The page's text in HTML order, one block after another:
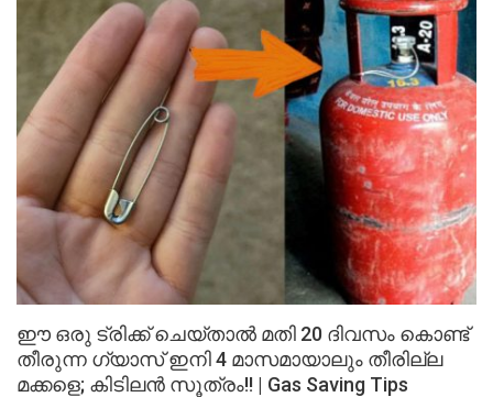
ഈ ഒരു ട്രിക്ക് ചെയ്‌താൽ മതി 20 ദിവസം കൊണ്ട്
തീരുന്ന ഗ്യാസ് ഇനി 4 മാസമായാലും തീരില്ല
മക്കളെ; കിടിലൻ സൂത്രം!! | Gas Saving Tips